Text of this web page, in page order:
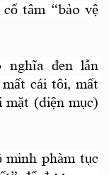
tâm “bảo vệ
nghĩa đen lẫn
cái tôi, mất
mặt (diện mục)
minh phàm tục